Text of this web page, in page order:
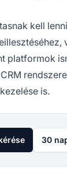
kell
platformok
is.
30